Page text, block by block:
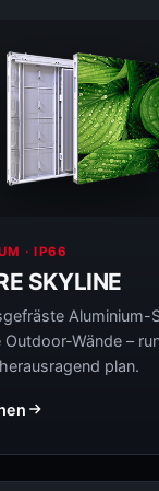
· IP66
SKYLINE
Aluminium-
Wände –
plan.